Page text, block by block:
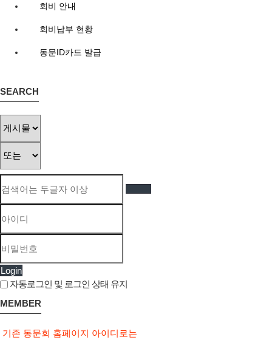
회비 안내
회비납부 현황
동문ID카드 발급
SEARCH
Login
자동로그인 및 로그인 상태 유지
MEMBER
기존 동문회 홈페이지 아이디로는